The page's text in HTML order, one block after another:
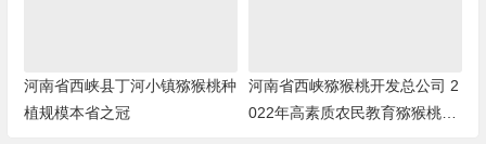
河南省西峡县丁河小镇猕猴桃种
植规模本省之冠
河南省西峡猕猴桃开发总公司 2
022年高素质农民教育猕猴桃培